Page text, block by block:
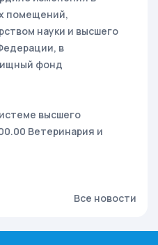
помещений,
науки и высшего
в
фонд
высшего
Ветеринария и
Все новости